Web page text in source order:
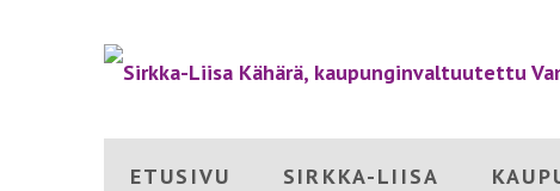
ETUSIVU SIRKKA-LIISA